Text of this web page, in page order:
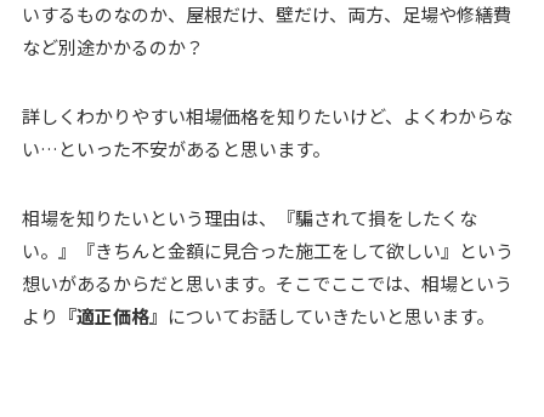
いするものなのか、屋根だけ、壁だけ、両方、足場や修繕費
など別途かかるのか？
詳しくわかりやすい相場価格を知りたいけど、よくわからな
い…といった不安があると思います。
相場を知りたいという理由は、『騙されて損をしたくな
い。』『きちんと金額に見合った施工をして欲しい』という
想いがあるからだと思います。そこでここでは、相場という
より 『適正価格』 についてお話していきたいと思います。